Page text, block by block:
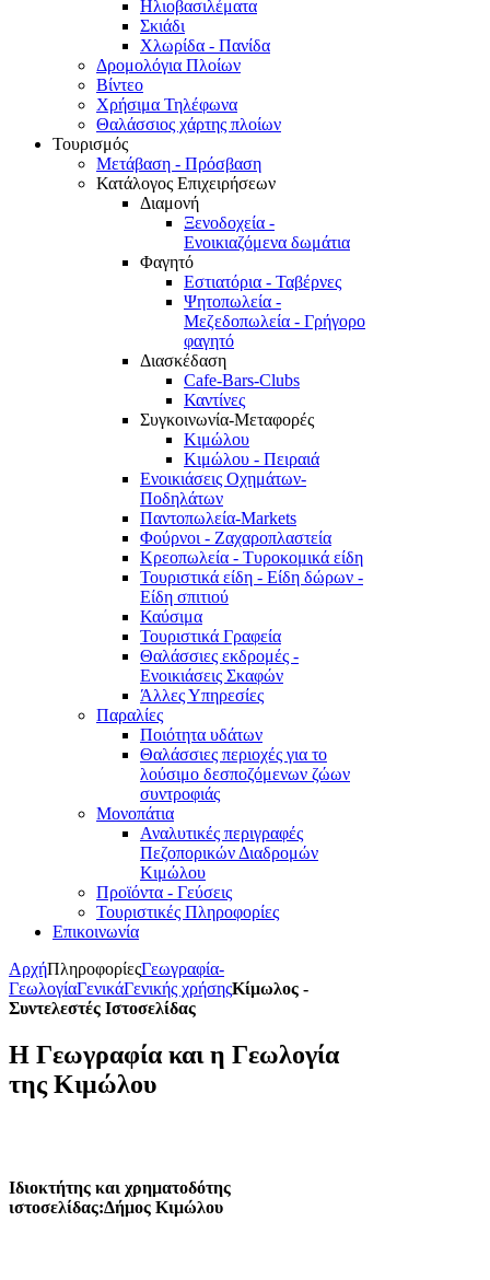
Ηλιοβασιλέματα
Σκιάδι
Χλωρίδα - Πανίδα
Δρομολόγια Πλοίων
Βίντεο
Χρήσιμα Τηλέφωνα
Θαλάσσιος χάρτης πλοίων
Τουρισμός
Μετάβαση - Πρόσβαση
Κατάλογος Επιχειρήσεων
Διαμονή
Ξενοδοχεία -
Ενοικιαζόμενα δωμάτια
Φαγητό
Εστιατόρια - Ταβέρνες
Ψητοπωλεία -
Μεζεδοπωλεία - Γρήγορο
φαγητό
Διασκέδαση
Cafe-Bars-Clubs
Καντίνες
Συγκοινωνία-Μεταφορές
Κιμώλου
Κιμώλου - Πειραιά
Ενοικιάσεις Οχημάτων-
Ποδηλάτων
Παντοπωλεία-Markets
Φούρνοι - Ζαχαροπλαστεία
Κρεοπωλεία - Τυροκομικά είδη
Τουριστικά είδη - Είδη δώρων -
Είδη σπιτιού
Καύσιμα
Τουριστικά Γραφεία
Θαλάσσιες εκδρομές -
Ενοικιάσεις Σκαφών
Άλλες Υπηρεσίες
Παραλίες
Ποιότητα υδάτων
Θαλάσσιες περιοχές για το
λούσιμο δεσποζόμενων ζώων
συντροφιάς
Μονοπάτια
Αναλυτικές περιγραφές
Πεζοπορικών Διαδρομών
Κιμώλου
Προϊόντα - Γεύσεις
Τουριστικές Πληροφορίες
Επικοινωνία
ΑρχήΠληροφορίεςΓεωγραφία-
ΓεωλογίαΓενικάΓενικής χρήσηςΚίμωλος -
Συντελεστές Ιστοσελίδας
Η Γεωγραφία και η Γεωλογία
της Κιμώλου
Ιδιοκτήτης και χρηματοδότης
ιστοσελίδας:Δήμος Κιμώλου